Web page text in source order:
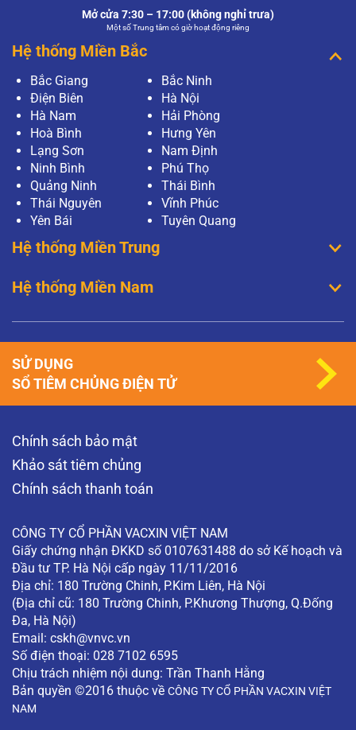
Mở cửa 7:30 – 17:00 (không nghỉ trưa)
Một số Trung tâm có giờ hoạt động riêng
Hệ thống Miền Bắc
Bắc Giang
Bắc Ninh
Điện Biên
Hà Nội
Hà Nam
Hải Phòng
Hoà Bình
Hưng Yên
Lạng Sơn
Nam Định
Ninh Bình
Phú Thọ
Quảng Ninh
Thái Bình
Thái Nguyên
Vĩnh Phúc
Yên Bái
Tuyên Quang
Hệ thống Miền Trung
Hệ thống Miền Nam
Chính sách bảo mật
Khảo sát tiêm chủng
Chính sách thanh toán
CÔNG TY CỔ PHẦN VACXIN VIỆT NAM
Giấy chứng nhận ĐKKD số 0107631488 do sở Kế hoạch và
Đầu tư TP. Hà Nội cấp ngày 11/11/2016
Địa chỉ: 180 Trường Chinh, P.Kim Liên, Hà Nội
(Địa chỉ cũ: 180 Trường Chinh, P.Khương Thượng, Q.Đống
Đa, Hà Nội)
Email: cskh@vnvc.vn
Số điện thoại: 028 7102 6595
Chịu trách nhiệm nội dung: Trần Thanh Hằng
Bản quyền ©2016 thuộc về CÔNG TY CỔ PHẦN VACXIN VIỆT
NAM
SỬ DỤNG
SỔ TIÊM CHỦNG ĐIỆN TỬ